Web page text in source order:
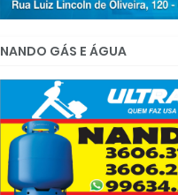
NANDO GÁS E ÁGUA